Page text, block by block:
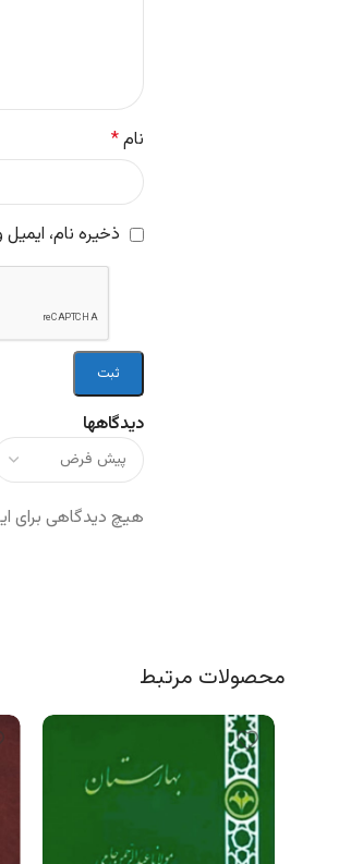
دیدگاهها
هیچ دیدگاهی
نام*
ذخیره نام،
محصولات مرتبط